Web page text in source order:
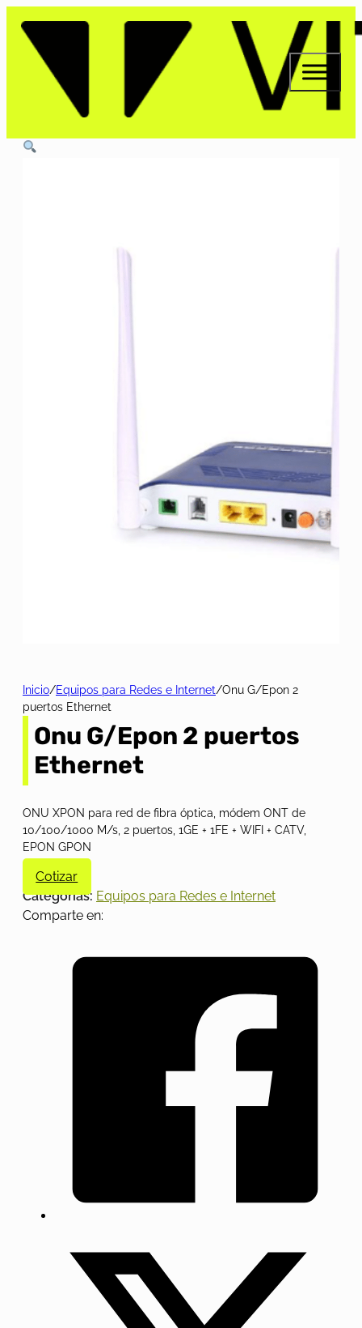
Inicio/Equipos para Redes e Internet/Onu G/Epon 2
puertos Ethernet
Onu G/Epon 2 puertos
Ethernet
ONU XPON para red de fibra óptica, módem ONT de
10/100/1000 M/s, 2 puertos, 1GE + 1FE + WIFI + CATV,
EPON GPON
Cotizar
Categorías: Equipos para Redes e Internet
Comparte en: